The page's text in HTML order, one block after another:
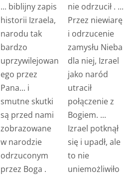
... biblijny zapis
historii Izraela,
narodu tak
bardzo
uprzywilejowan
ego przez
Pana... i
smutne skutki
są przed nami
zobrazowane
w narodzie
odrzuconym
przez Boga .
nie odrzucił. ...
Przez niewiarę
i odrzucenie
zamysłu Nieba
dla niej, Izrael
jako naród
utracił
połączeniez
Bogiem. ...
Izrael potknął
się i upadł, ale
to nie
uniemożliwiło